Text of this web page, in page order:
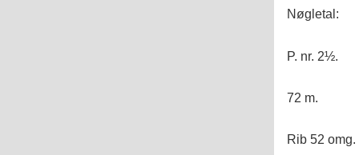
Nøgletal:
P. nr. 2½.
72 m.
Rib 52 omg.